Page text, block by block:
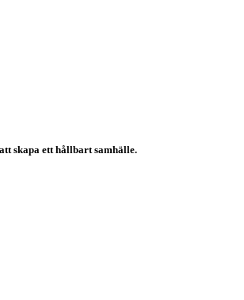
skapa ett hållbart samhälle.